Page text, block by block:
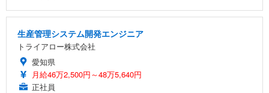
生産管理システム開発エンジニア
トライアロー株式会社
愛知県
月給46万2,500円～48万5,640円
正社員